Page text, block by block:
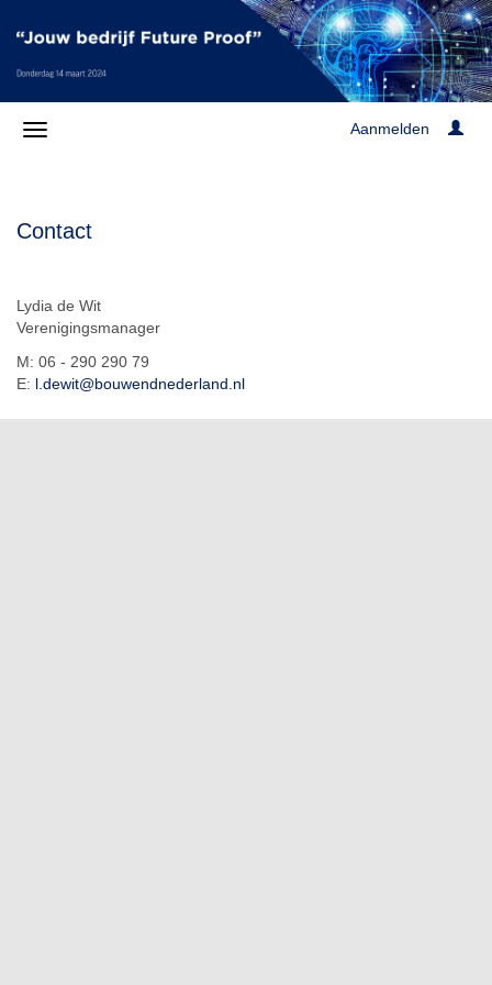
Aanmelden
Contact
Lydia de Wit
Verenigingsmanager
M: 06 - 290 290 79
E: l.dewit@bouwendnederland.nl